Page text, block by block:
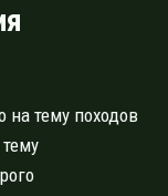
на тему походов